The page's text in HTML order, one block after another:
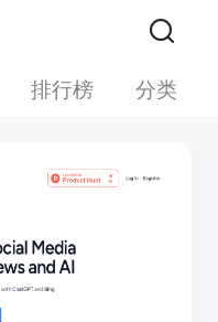
排行榜 分类